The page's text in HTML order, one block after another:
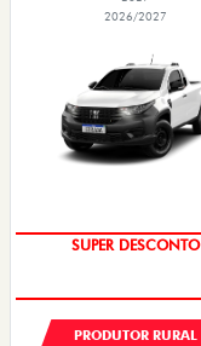
2026/2027
SUPER DESCONTO
PRODUTOR RURAL